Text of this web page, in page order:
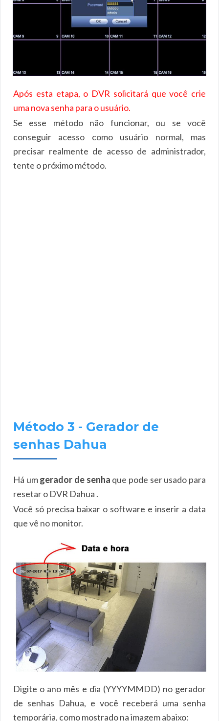
Após esta etapa, o DVR solicitará que você crie
uma nova senha para o usuário.
Se esse método não funcionar, ou se você
conseguir acesso como usuário normal, mas
precisar realmente de acesso de administrador,
tente o próximo método.
Método 3 - Gerador de
senhas Dahua
Há umgerador de senha que pode ser usado para
resetar o DVR Dahua .
Você só precisa baixar o software e inserir a data
que vê no monitor.
Digite o ano mês e dia (YYYYMMDD) no gerador
de senhas Dahua, e você receberá uma senha
temporária, como mostrado na imagem abaixo: